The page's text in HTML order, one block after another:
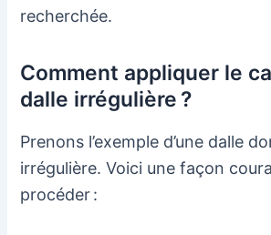
recherchée.
Comment appliquer le
dalle irrégulière ?
Prenons l’exemple d’une dalle
irrégulière. Voici une façon
procéder :